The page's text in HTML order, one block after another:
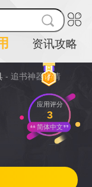
资讯攻略
- 追书神器详情
应用评分
3
简体中文